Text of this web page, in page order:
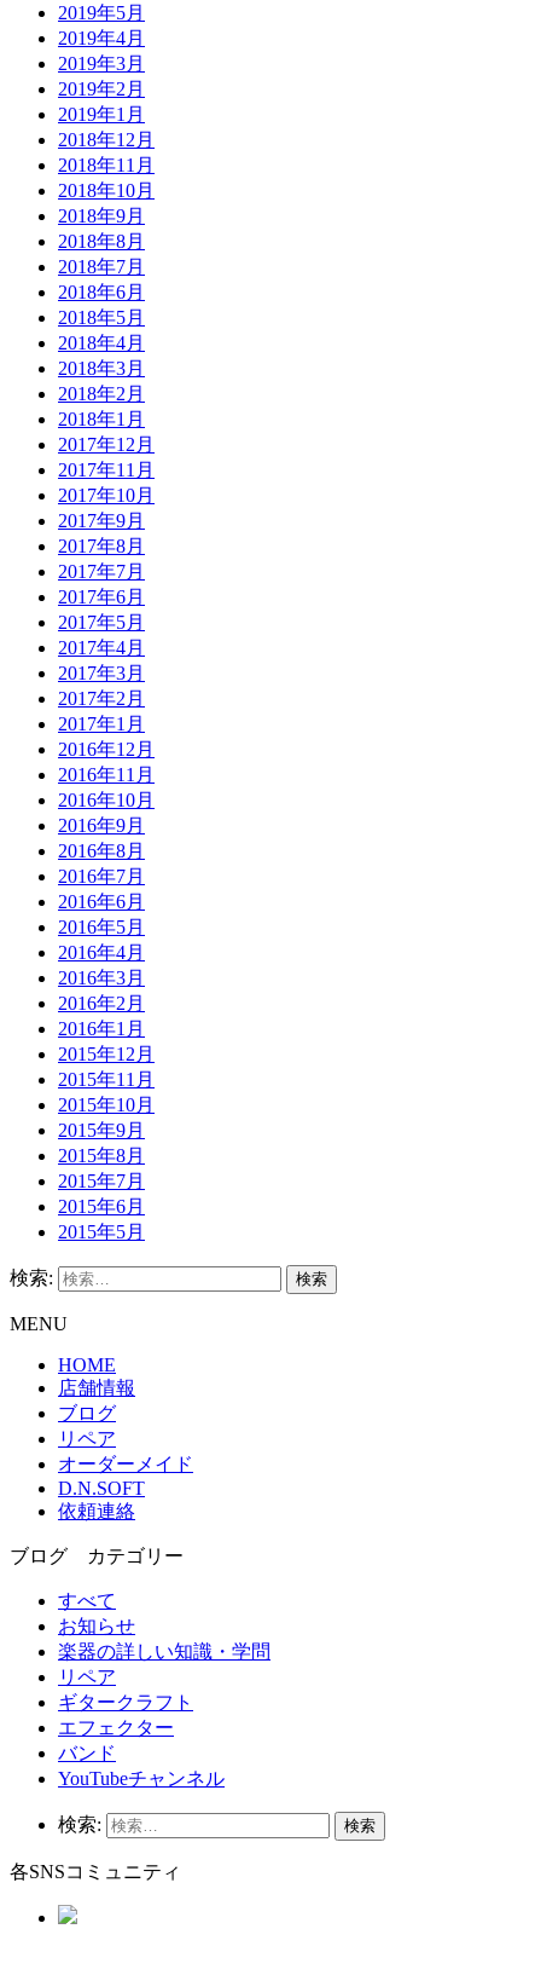
2019年5月
2019年4月
2019年3月
2019年2月
2019年1月
2018年12月
2018年11月
2018年10月
2018年9月
2018年8月
2018年7月
2018年6月
2018年5月
2018年4月
2018年3月
2018年2月
2018年1月
2017年12月
2017年11月
2017年10月
2017年9月
2017年8月
2017年7月
2017年6月
2017年5月
2017年4月
2017年3月
2017年2月
2017年1月
2016年12月
2016年11月
2016年10月
2016年9月
2016年8月
2016年7月
2016年6月
2016年5月
2016年4月
2016年3月
2016年2月
2016年1月
2015年12月
2015年11月
2015年10月
2015年9月
2015年8月
2015年7月
2015年6月
2015年5月
検索:
MENU
HOME
店舗情報
ブログ
リペア
オーダーメイド
D.N.SOFT
依頼連絡
ブログ カテゴリー
すべて
お知らせ
楽器の詳しい知識・学問
リペア
ギタークラフト
エフェクター
バンド
YouTubeチャンネル
検索:
各SNSコミュニティ